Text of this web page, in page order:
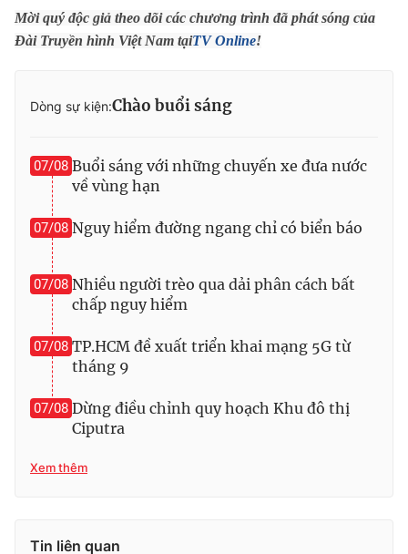
Thị trường
Lịch phát sóng
Photo Infographic
Video Shorts video
VTV Money VTV Thể thao
VTV Sức khoẻ Bất động sản
Thị trường 24h
Liên hệ tòa soạn
Mời quý độc giả theo dõi các chương trình đã phát sóng của
Đài Truyền hình Việt Nam tạiTV Online!
Dòng sự kiện:Chào buổi sáng
07/08 Buổi sáng với những chuyến xe đưa nước
về vùng hạn
07/08 Nguy hiểm đường ngang chỉ có biển báo
07/08 Nhiều người trèo qua dải phân cách bất
chấp nguy hiểm
07/08 TP.HCM đề xuất triển khai mạng 5G từ
tháng 9
07/08 Dừng điều chỉnh quy hoạch Khu đô thị
Ciputra
Xem thêm
Tin liên quan